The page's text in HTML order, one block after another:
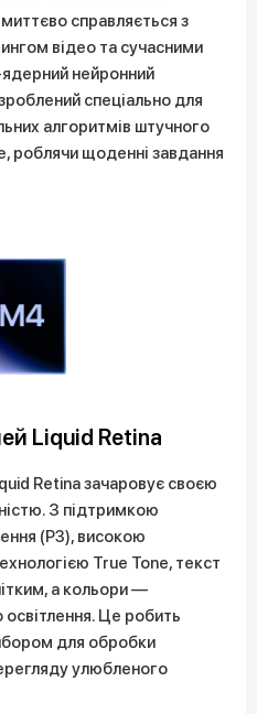
справляється з
відео та сучасними
нейронний
спеціально для
алгоритмів штучного
роблячи щоденні завдання
Liquid Retina
Retina зачаровує своєю
З підтримкою
(P3), високою
True Tone, текст
а кольори —
Це робить
для обробки
улюбленого